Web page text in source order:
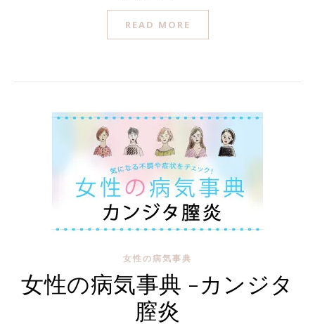
READ MORE
女性の病気事典
女性の病気事典 -カンジタ
膣炎